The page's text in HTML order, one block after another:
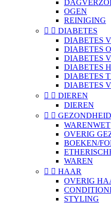
OGEN
REINIGING
  DIABETES
DIABETES
DIABETES
DIABETES
DIABETES
DIABETES
DIABETES
  DIEREN
DIEREN
 
WARENWET
OVERIG
BOEKEN/
WAREN
  HAAR
OVERIG
STYLING